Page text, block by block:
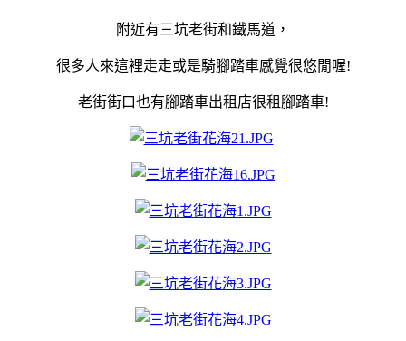
附近有三坑老街和鐵馬道，
很多人來這裡走走或是騎腳踏車感覺很悠閒喔!
老街街口也有腳踏車出租店很租腳踏車!